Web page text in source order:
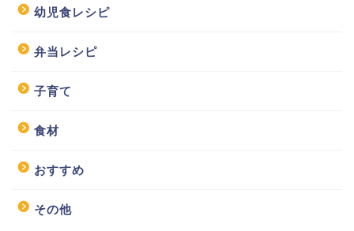
幼児食レシピ
弁当レシピ
子育て
食材
おすすめ
その他